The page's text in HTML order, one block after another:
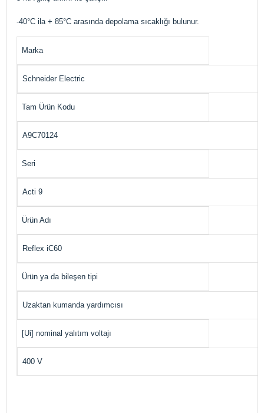
-40°C ila + 85°C arasında depolama sıcaklığı bulunur.
Marka
Schneider Electric
Tam Ürün Kodu
A9C70124
Seri
Acti 9
Ürün Adı
Reflex iC60
Ürün ya da bileşen tipi
Uzaktan kumanda yardımcısı
[Ui] nominal yalıtım voltajı
400 V